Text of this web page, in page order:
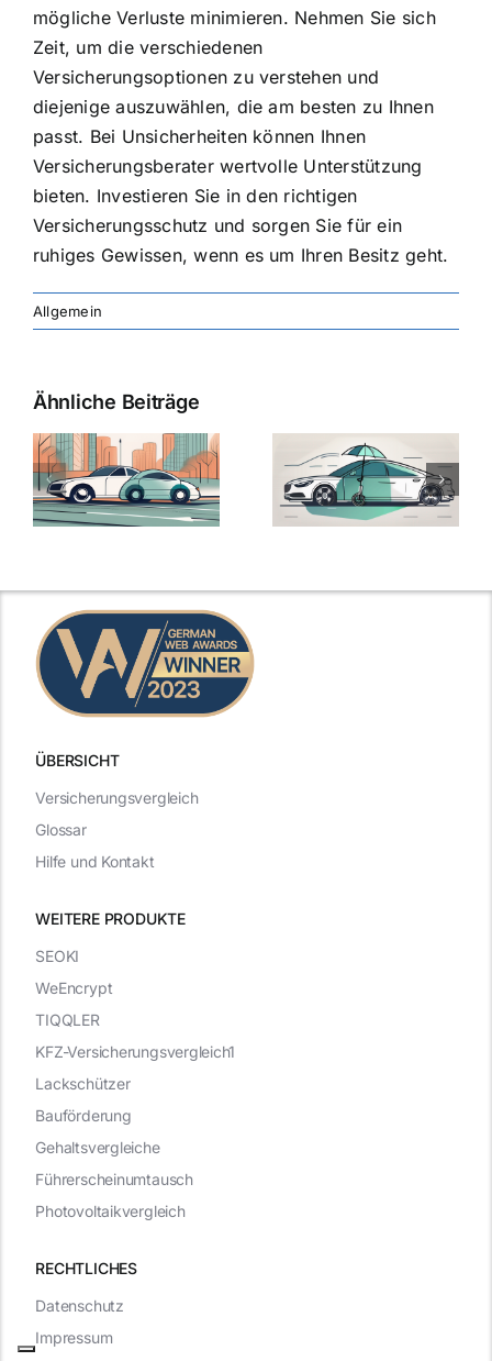
mögliche Verluste minimieren. Nehmen Sie sich
Zeit, um die verschiedenen
Versicherungsoptionen zu verstehen und
diejenige auszuwählen, die am besten zu Ihnen
passt. Bei Unsicherheiten können Ihnen
Versicherungsberater wertvolle Unterstützung
bieten. Investieren Sie in den richtigen
Versicherungsschutz und sorgen Sie für ein
ruhiges Gewissen, wenn es um Ihren Besitz geht.
Allgemein
Ähnliche Beiträge
ÜBERSICHT
WEITERE PRODUKTE
RECHTLICHES
Versicherungsvergleich
Glossar
Hilfe und Kontakt
SEOKI
WeEncrypt
TIQQLER
KFZ-Versicherungsvergleich1
Lackschützer
Bauförderung
Gehaltsvergleiche
Führerscheinumtausch
Photovoltaikvergleich
Datenschutz
Impressum